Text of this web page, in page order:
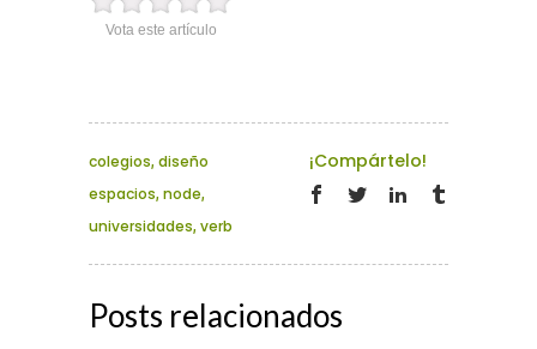
Vota este artículo
colegios, diseño
espacios, node,
universidades, verb
¡Compártelo!
Posts relacionados